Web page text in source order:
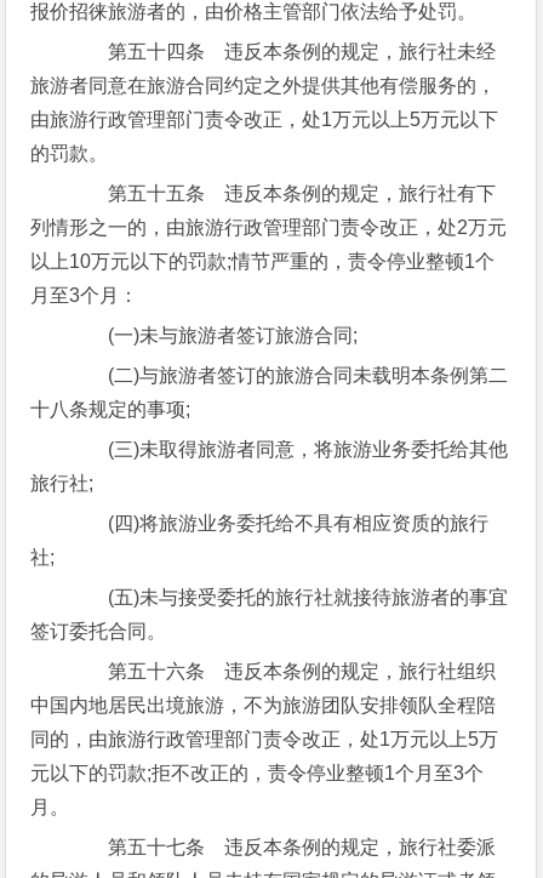
报价招徕旅游者的，由价格主管部门依法给予处罚。
第五十四条 违反本条例的规定，旅行社未经
旅游者同意在旅游合同约定之外提供其他有偿服务的，
由旅游行政管理部门责令改正，处1万元以上5万元以下
的罚款。
第五十五条 违反本条例的规定，旅行社有下
列情形之一的，由旅游行政管理部门责令改正，处2万元
以上10万元以下的罚款;情节严重的，责令停业整顿1个
月至3个月：
(一)未与旅游者签订旅游合同;
(二)与旅游者签订的旅游合同未载明本条例第二
十八条规定的事项;
(三)未取得旅游者同意，将旅游业务委托给其他
旅行社;
(四)将旅游业务委托给不具有相应资质的旅行
社;
(五)未与接受委托的旅行社就接待旅游者的事宜
签订委托合同。
第五十六条 违反本条例的规定，旅行社组织
中国内地居民出境旅游，不为旅游团队安排领队全程陪
同的，由旅游行政管理部门责令改正，处1万元以上5万
元以下的罚款;拒不改正的，责令停业整顿1个月至3个
月。
第五十七条 违反本条例的规定，旅行社委派